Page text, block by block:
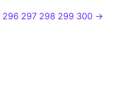
296 297 298 299 300 →